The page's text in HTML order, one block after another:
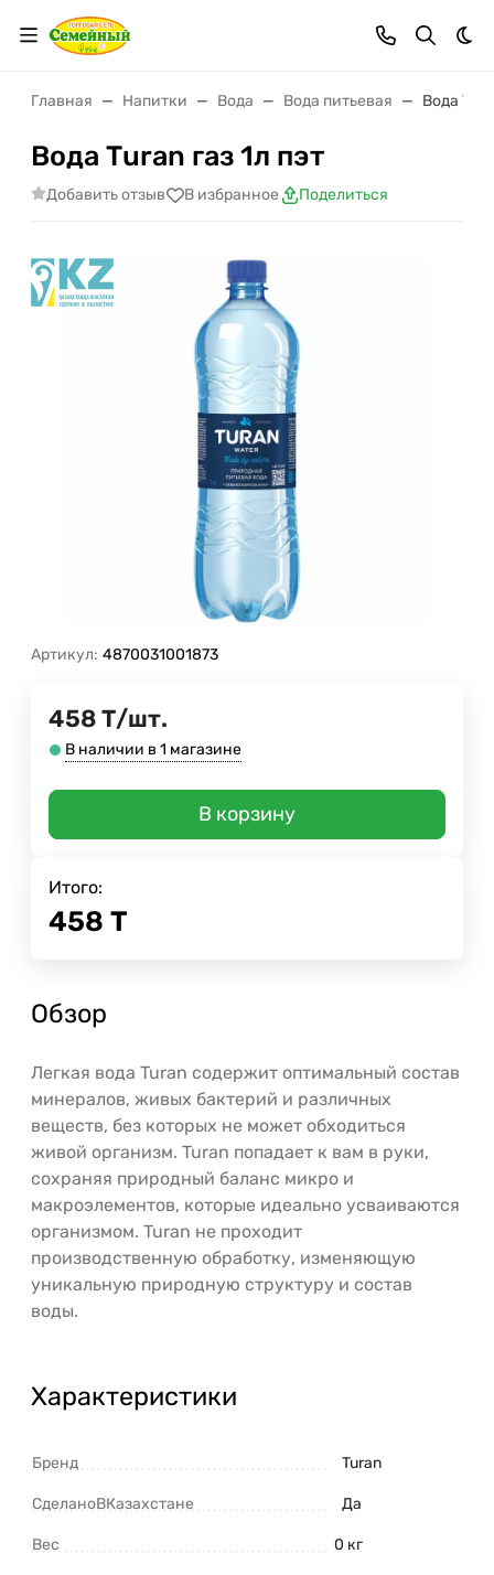
Главная Напитки Вода Вода питьевая Вода
Вода Тuran газ 1л пэт
Добавить отзыв В избранное Поделиться
Артикул: 4870031001873
458 Т/шт.
В наличии в 1 магазине
В корзину
Итого:
458 Т
Обзор
Легкая вода Turan содержит оптимальный состав
минералов, живых бактерий и различных
веществ, без которых не может обходиться
живой организм. Turan попадает к вам в руки,
сохраняя природный баланс микро и
макроэлементов, которые идеально усваиваются
организмом. Turan не проходит
производственную обработку, изменяющую
уникальную природную структуру и состав
воды.
Характеристики
Бренд Turan
СделаноВКазахстане Да
Вес 0 кг